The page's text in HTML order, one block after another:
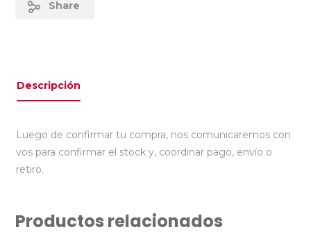
Share
Descripción
Luego de confirmar tu compra, nos comunicaremos con
vos para confirmar el stock y, coordinar pago, envío o
retiro.
Productos relacionados